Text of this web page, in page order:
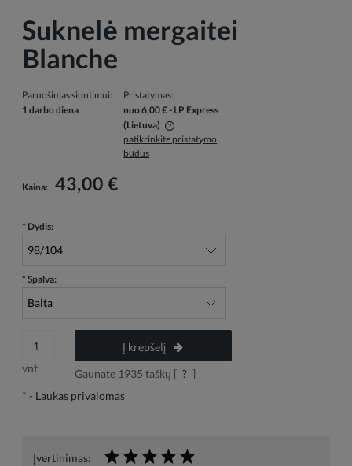
Suknelė mergaitei
Blanche
Paruošimas siuntimui:
1 darbo diena
Pristatymas:
nuo 6,00 €- LP Express
(Lietuva)
Į kainą neįskaičiuotos galimos mokėjimo išlaidos
patikrinkite pristatymo
būdus
Kaina: 43,00 €
* Dydis:
* Spalva:
vnt
Į krepšelį
Gaunate 1935 taškų [ ? ]
* - Laukas privalomas
Įvertinimas: